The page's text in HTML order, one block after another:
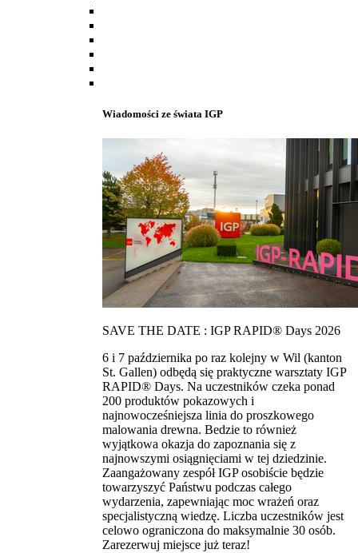
Wiadomości ze świata IGP
SAVE THE DATE : IGP RAPID® Days 2026
6 i 7 października po raz kolejny w Wil (kanton
St. Gallen) odbędą się praktyczne warsztaty IGP
RAPID® Days. Na uczestników czeka ponad
200 produktów pokazowych i
najnowocześniejsza linia do proszkowego
malowania drewna. Bedzie to również
wyjątkowa okazja do zapoznania się z
najnowszymi osiągnięciami w tej dziedzinie.
Zaangażowany zespół IGP osobiście będzie
towarzyszyć Państwu podczas całego
wydarzenia, zapewniając moc wrażeń oraz
specjalistyczną wiedzę. Liczba uczestników jest
celowo ograniczona do maksymalnie 30 osób.
Zarezerwuj miejsce już teraz!